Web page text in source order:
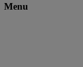
Menu